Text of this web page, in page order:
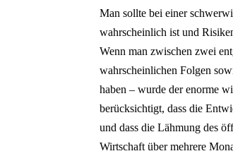
Man sollte bei einer
wahrscheinlich ist und
Wenn man zwischen zwei
wahrscheinlichen Folgen
haben – wurde der enorme
berücksichtigt, dass die
und dass die Lähmung des
Wirtschaft über mehrere